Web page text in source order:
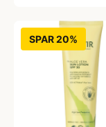
SPAR 20%